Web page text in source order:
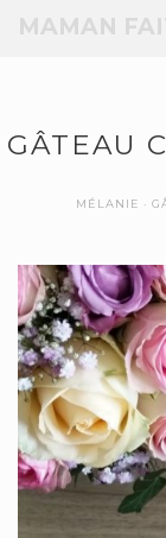
MAMAN
GÂTEAU
MÉLANIE